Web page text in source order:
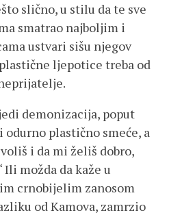
slično, u stilu da te sve
smatrao najboljim i
ustvari sišu njegov
ljepotice treba od
demonizacija, poput
plastično smeće, a
i da mi želiš dobro,
možda da kaže u
crnobijelim zanosom
od Kamova, zamrzio